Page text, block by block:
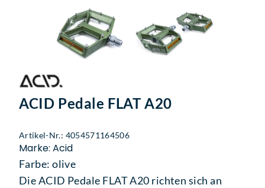
ACID Pedale FLAT A20
Artikel-Nr.: 4054571164506
Marke: Acid
Farbe: olive
Die ACID Pedale FLAT A20 richten sich an